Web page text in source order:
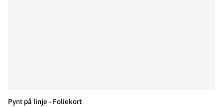
Pynt på linje - Foliekort